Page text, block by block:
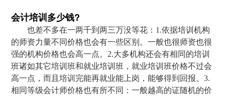
会计培训多少钱?
也差不多在一两千到两三万没等花：1.依据培训机构
的师资力量不同价格也会有一些区别。一般也很师资也很
强的机构价格也会高一点。2.大多机构还会有相同的培训
班诸如其它培训班和就业培训班，就业培训班价格不过会
高一点，而且培训完能再就业能上岗，能够得到回报。3.
相同等级会计师价格也有所不同：一般越高的证随机的价